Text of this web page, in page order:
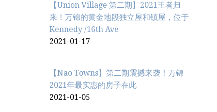
【Union Village 第二期】2021王者归
来！万锦的黄金地段独立屋和镇屋，位于
Kennedy /16th Ave
2021-01-17
【Nao Towns】第二期震撼来袭！万锦
2021年最实惠的房子在此
2021-01-05